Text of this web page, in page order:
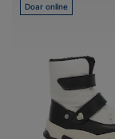
Doar online